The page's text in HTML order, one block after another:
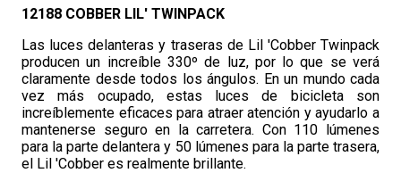
12188 COBBER LIL' TWINPACK
Las luces delanteras y traseras de Lil 'Cobber Twinpack
producen un increíble 330º de luz, por lo que se verá
claramente desde todos los ángulos. En un mundo cada
vez más ocupado, estas luces de bicicleta son
increíblemente eficaces para atraer atención y ayudarlo a
mantenerse seguro en la carretera. Con 110 lúmenes
para la parte delantera y 50 lúmenes para la parte trasera,
el Lil 'Cobber es realmente brillante.